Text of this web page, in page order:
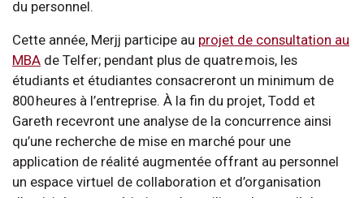
du personnel.
Cette année, Merjj participe au projet de consultation au
MBA de Telfer; pendant plus de quatre mois, les
étudiants et étudiantes consacreront un minimum de
800 heures à l’entreprise. À la fin du projet, Todd et
Gareth recevront une analyse de la concurrence ainsi
qu’une recherche de mise en marché pour une
application de réalité augmentée offrant au personnel
un espace virtuel de collaboration et d’organisation